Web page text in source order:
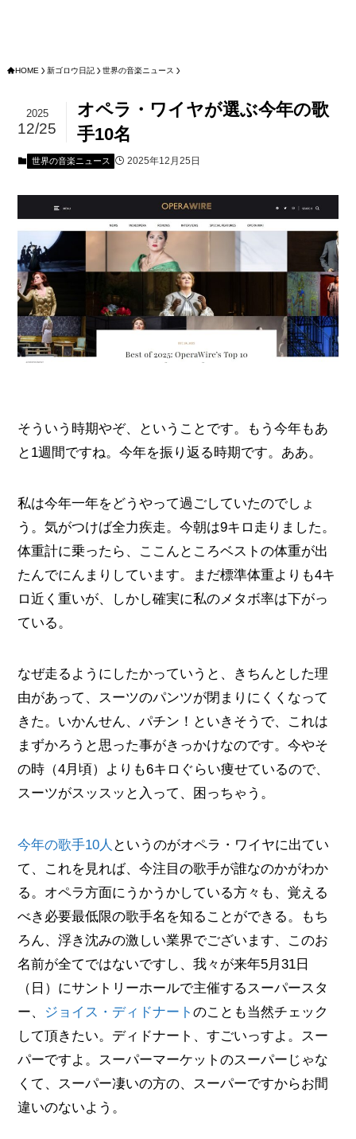
HOME 新ゴロウ日記 世界の音楽ニュース
オペラ・ワイヤが選ぶ今年の歌
手10名
2025
12/25
世界の音楽ニュース 2025年12月25日
そういう時期やぞ、ということです。もう今年もあ
と1週間ですね。今年を振り返る時期です。ああ。
私は今年一年をどうやって過ごしていたのでしょ
う。気がつけば全力疾走。今朝は9キロ走りました。
体重計に乗ったら、ここんところベストの体重が出
たんでにんまりしています。まだ標準体重よりも4キ
ロ近く重いが、しかし確実に私のメタボ率は下がっ
ている。
なぜ走るようにしたかっていうと、きちんとした理
由があって、スーツのパンツが閉まりにくくなって
きた。いかんせん、パチン！といきそうで、これは
まずかろうと思った事がきっかけなのです。今やそ
の時（4月頃）よりも6キロぐらい痩せているので、
スーツがスッスッと入って、困っちゃう。
今年の歌手10人 というのがオペラ・ワイヤに出てい
て、これを見れば、今注目の歌手が誰なのかがわか
る。オペラ方面にうかうかしている方々も、覚える
べき必要最低限の歌手名を知ることができる。もち
ろん、浮き沈みの激しい業界でございます、このお
名前が全てではないですし、我々が来年5月31日
（日）にサントリーホールで主催するスーパースタ
ー、 ジョイス・ディドナートのことも当然チェック
して頂きたい。ディドナート、すごいっすよ。スー
パーですよ。スーパーマーケットのスーパーじゃな
くて、スーパー凄いの方の、スーパーですからお間
違いのないよう。